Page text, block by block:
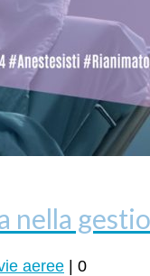
nella
aeree | 0